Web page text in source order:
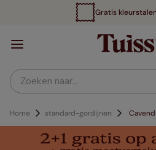
Gratis
Zoeken naar...
Home standard-gordijnen